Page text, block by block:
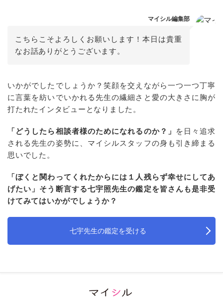
マイシル編集部
こちらこそよろしくお願いします！本日は貴重
なお話ありがとうございます。
いかがでしたでしょうか？笑顔を交えながら一つ一つ丁寧
に言葉を紡いでいかれる先生の繊細さと愛の大きさに胸が
打たれたインタビューとなりました。
「どうしたら相談者様のためになれるのか？」
を日々追求
される先生の姿勢に、マイシルスタッフの身も引き締まる
思いでした。
「ぼくと関わってくれたからには１人残らず幸せにしてあ
げたい」そう断言する七宇照先生の鑑定を皆さんも是非受
けてみてはいかがでしょうか？
七宇先生の鑑定を受ける